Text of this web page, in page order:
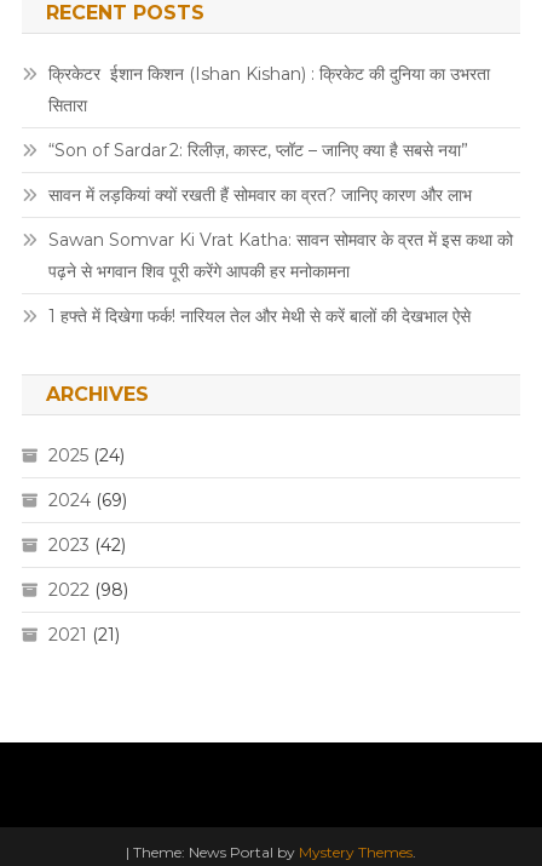
RECENT POSTS
क्रिकेटर ईशान किशन (Ishan Kishan) : क्रिकेट की दुनिया का उभरता
सितारा
“Son of Sardar 2: रिलीज़, कास्ट, प्लॉट – जानिए क्या है सबसे नया”
सावन में लड़कियां क्यों रखती हैं सोमवार का व्रत? जानिए कारण और लाभ
Sawan Somvar Ki Vrat Katha: सावन सोमवार के व्रत में इस कथा को
पढ़ने से भगवान शिव पूरी करेंगे आपकी हर मनोकामना
1 हफ्ते में दिखेगा फर्क! नारियल तेल और मेथी से करें बालों की देखभाल ऐसे
ARCHIVES
2025(24)
2024(69)
2023 (42)
2022(98)
2021 (21)
| Theme: News Portal by Mystery Themes.